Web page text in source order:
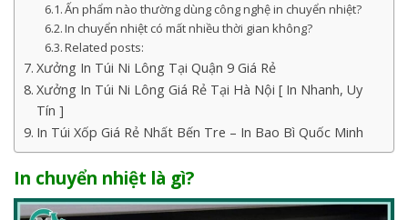
Ấn phẩm nào thường dùng công nghệ in chuyển nhiệt?
In chuyển nhiệt có mất nhiều thời gian không?
Related posts:
Xưởng In Túi Ni Lông Tại Quận 9 Giá Rẻ
Xưởng In Túi Ni Lông Giá Rẻ Tại Hà Nội [ In Nhanh, Uy
Tín ]
In Túi Xốp Giá Rẻ Nhất Bến Tre – In Bao Bì Quốc Minh
In chuyển nhiệt là gì?